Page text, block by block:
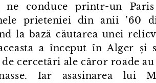
ne conduce printr⁠-⁠un
prieteniei din anii ’60
la bază căutarea unei
a început în Alger și
cercetări ale căror roade
Iar asasinarea lui